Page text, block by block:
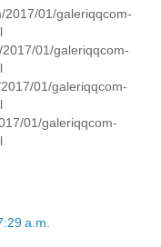
2017/01/galeriqqcom-
01/galeriqqcom-
01/galeriqqcom-
01/galeriqqcom-
a.m.